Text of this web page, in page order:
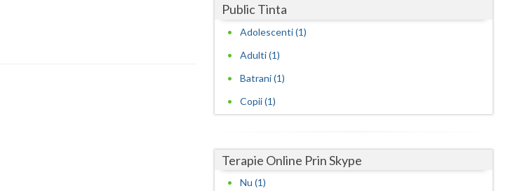
Dolj
Hunedoara
Public Tinta
Adolescenti (1)
Adulti (1)
Batrani (1)
Copii (1)
Terapie Online Prin Skype
Nu (1)